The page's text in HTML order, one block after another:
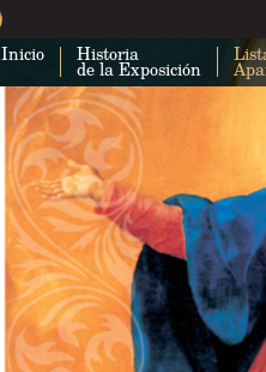
Inicio Historia
de la Exposición